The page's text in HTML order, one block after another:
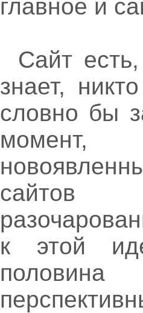
главное и
Сайт
знает,
словно бы
момент,
сайтов
к этой